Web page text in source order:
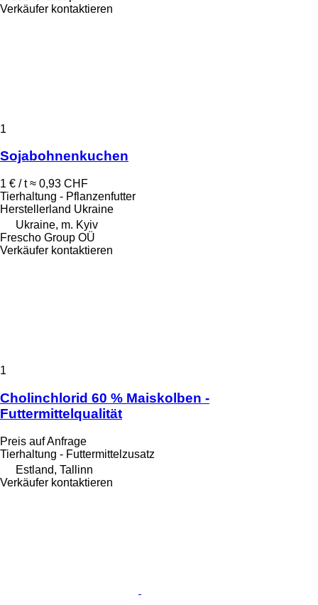
Verkäufer kontaktieren
1
Sojabohnenkuchen
1 € / t ≈ 0,93 CHF
Tierhaltung - Pflanzenfutter
Herstellerland Ukraine
Ukraine, m. Kyiv
Frescho Group OÜ
Verkäufer kontaktieren
1
Cholinchlorid 60 % Maiskolben -
Futtermittelqualität
Preis auf Anfrage
Tierhaltung - Futtermittelzusatz
Estland, Tallinn
Verkäufer kontaktieren